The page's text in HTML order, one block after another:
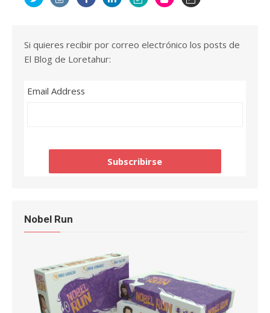
Si quieres recibir por correo electrónico los posts de
El Blog de Loretahur:
Email Address
Nobel Run